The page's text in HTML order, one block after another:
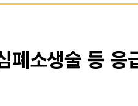
폐소생술 등 응